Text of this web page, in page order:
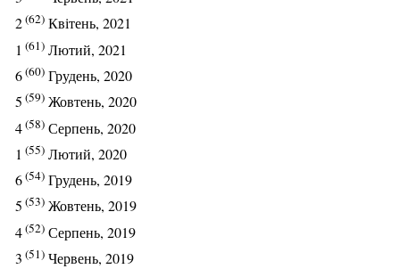
2(62) Квітень, 2021
1 (61) Лютий, 2021
6(60) Грудень, 2020
5 (59) Жовтень, 2020
4(58) Серпень, 2020
1 (55) Лютий, 2020
6(54) Грудень, 2019
5 (53) Жовтень, 2019
4(52) Серпень, 2019
3 (51) Червень, 2019